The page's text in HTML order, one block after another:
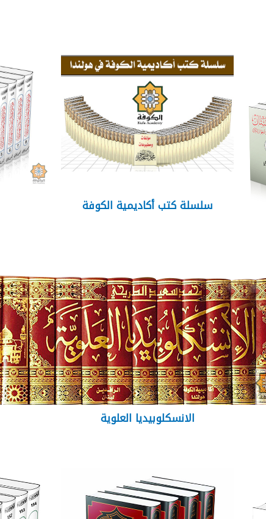
سلسلة كتب أكاديمية الكوفة
الانسكلوبيديا العلوية